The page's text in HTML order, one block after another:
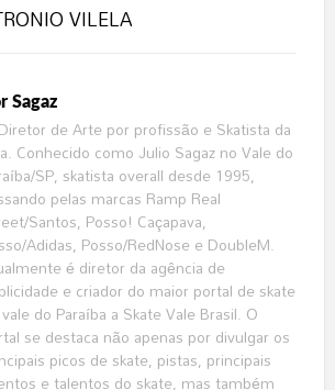
VILELA
Sagaz
de Arte por profissão e Skatista da
Conhecido como Julio Sagaz no Vale do
SP, skatista overall desde 1995,
pelas marcas Ramp Real
Santos, Posso! Caçapava,
Adidas, Posso/RedNose e DoubleM.
é diretor da agência de
e criador do maior portal de skate
do Paraíba a Skate Vale Brasil. O
se destaca não apenas por divulgar os
picos de skate, pistas, principais
e talentos do skate, mas também